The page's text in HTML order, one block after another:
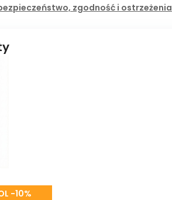
zgodność i ostrzeżenia
-10%